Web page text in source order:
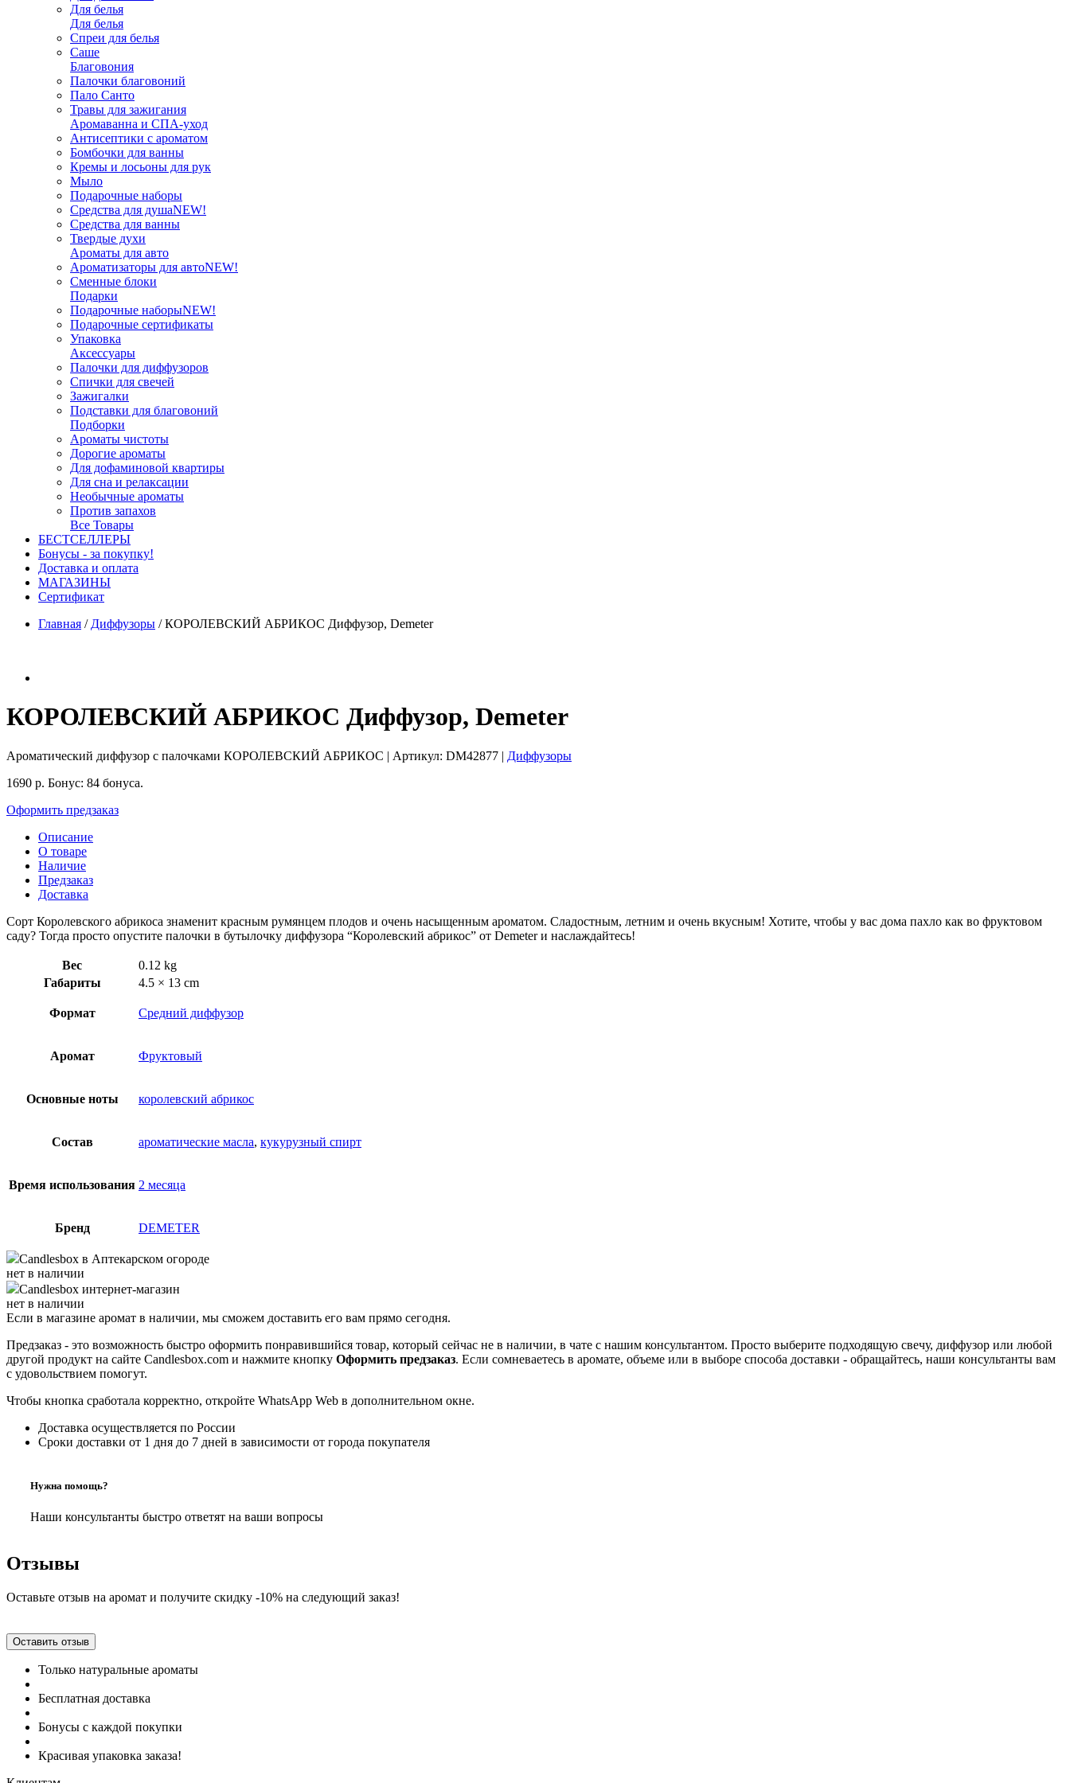
Для белья
Для белья
Спреи для белья
Саше
Благовония
Палочки благовоний
Пало Санто
Травы для зажигания
Аромаванна и СПА-уход
Антисептики с ароматом
Бомбочки для ванны
Кремы и лосьоны для рук
Мыло
Подарочные наборы
Средства для душаNEW!
Средства для ванны
Твердые духи
Ароматы для авто
Ароматизаторы для автоNEW!
Сменные блоки
Подарки
Подарочные наборыNEW!
Подарочные сертификаты
Упаковка
Аксессуары
Палочки для диффузоров
Спички для свечей
Зажигалки
Подставки для благовоний
Подборки
Ароматы чистоты
Дорогие ароматы
Для дофаминовой квартиры
Для сна и релаксации
Необычные ароматы
Против запахов
Все Товары
БЕСТСЕЛЛЕРЫ
Бонусы - за покупку!
Доставка и оплата
МАГАЗИНЫ
Cертификат
Главная / Диффузоры /КОРОЛЕВСКИЙ АБРИКОС Диффузор, Demeter
КОРОЛЕВСКИЙ АБРИКОС Диффузор, Demeter
Ароматический диффузор с палочками КОРОЛЕВСКИЙ АБРИКОС | Артикул: DM42877 | Диффузоры
1690 р. Бонус: 84 бонуса.
Оформить предзаказ
Описание
О товаре
Наличие
Предзаказ
Доставка
Сорт Королевского абрикоса знаменит красным румянцем плодов и очень насыщенным ароматом. Сладостным, летним и очень вкусным! Хотите, чтобы у вас дома пахло как во фруктовом
саду? Тогда просто опустите палочки в бутылочку диффузора “Королевский абрикос” от Demeter и наслаждайтесь!
Вес
0.12 kg
Габариты
4.5 × 13 cm
Формат Средний диффузор
Аромат Фруктовый
Основные ноты королевский абрикос
Состав ароматические масла, кукурузный спирт
Время использования 2 месяца
Бренд DEMETER
Candlesbox в Аптекарском огороде
нет в наличии
Candlesbox интернет-магазин
нет в наличии
Если в магазине аромат в наличии, мы сможем доставить его вам прямо сегодня.
Предзаказ - это возможность быстро оформить понравившийся товар, который сейчас не в наличии, в чате с нашим консультантом. Просто выберите подходящую свечу, диффузор или любой
другой продукт на сайте Candlesbox.com и нажмите кнопку Оформить предзаказ. Если сомневаетесь в аромате, объеме или в выборе способа доставки - обращайтесь, наши консультанты вам
с удовольствием помогут.
Чтобы кнопка сработала корректно, откройте WhatsApp Web в дополнительном окне.
Доставка осуществляется по России
Сроки доставки от 1 дня до 7 дней в зависимости от города покупателя
Нужна помощь?
Наши консультанты быстро ответят на ваши вопросы
Отзывы
Оставьте отзыв на аромат и получите скидку -10% на следующий заказ!
Оставить отзыв
Только натуральные ароматы
Бесплатная доставка
Бонусы с каждой покупки
Красивая упаковка заказа!